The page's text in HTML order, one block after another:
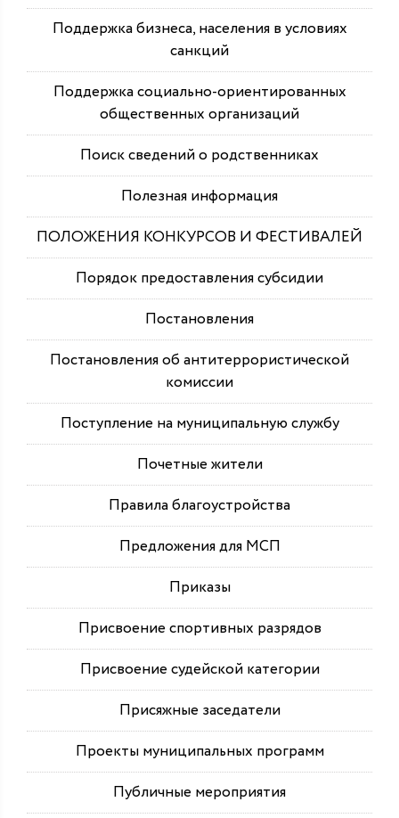
Поддержка бизнеса, населения в условиях
санкций
Поддержка социально-ориентированных
общественных организаций
Поиск сведений о родственниках
Полезная информация
ПОЛОЖЕНИЯ КОНКУРСОВ И ФЕСТИВАЛЕЙ
Порядок предоставления субсидии
Постановления
Постановления об антитеррористической
комиссии
Поступление на муниципальную службу
Почетные жители
Правила благоустройства
Предложения для МСП
Приказы
Присвоение спортивных разрядов
Присвоение судейской категории
Присяжные заседатели
Проекты муниципальных программ
Публичные мероприятия